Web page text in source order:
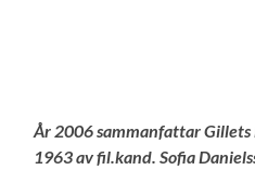
År 2006 sammanfattar
1963 av fil.kand. Sofia